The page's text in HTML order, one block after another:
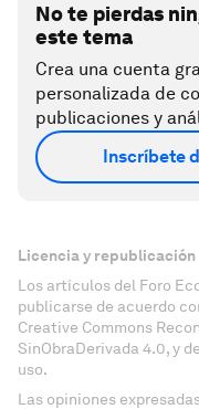
No te pierdas
este tema
Crea una cuenta
personalizada de
publicaciones y
Inscríbete
Licencia y republicación
Los artículos del Foro
publicarse de acuerdo
Creative Commons
SinObraDerivada 4.0, y
uso.
Las opiniones